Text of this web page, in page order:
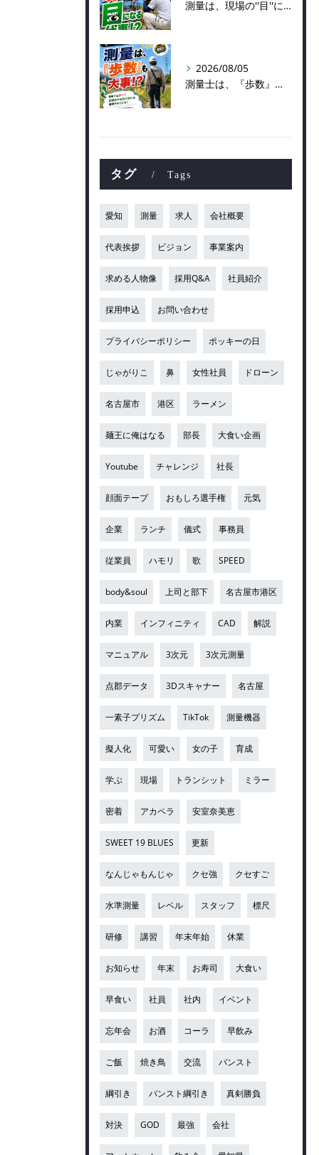
測量は、現場の''目''になる仕事！？
2026/08/05
測量士は、『歩数』も大事！？
タグ Tags
愛知 測量 求人 会社概要
代表挨拶 ビジョン 事業案内
求める人物像 採用Q&A 社員紹介
採用申込 お問い合わせ
プライバシーポリシー ポッキーの日
じゃがりこ 鼻 女性社員 ドローン
名古屋市 港区 ラーメン
麺王に俺はなる 部長 大食い企画
Youtube チャレンジ 社長
顔面テープ おもしろ選手権 元気
企業 ランチ 儀式 事務員
従業員 ハモリ 歌 SPEED
body&soul 上司と部下 名古屋市港区
内業 インフィニティ CAD 解説
マニュアル 3次元 3次元測量
点郡データ 3Dスキャナー 名古屋
一素子プリズム TikTok 測量機器
擬人化 可愛い 女の子 育成
学ぶ 現場 トランシット ミラー
密着 アカペラ 安室奈美恵
SWEET 19 BLUES 更新
なんじゃもんじゃ クセ強 クセすご
水準測量 レベル スタッフ 標尺
研修 講習 年末年始 休業
お知らせ 年末 お寿司 大食い
早食い 社員 社内 イベント
忘年会 お酒 コーラ 早飲み
ご飯 焼き鳥 交流 パンスト
綱引き パンスト綱引き 真剣勝負
対決 GOD 最強 会社